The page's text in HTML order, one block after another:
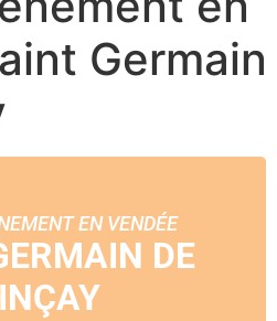
Germain
EN VENDÉE
DE